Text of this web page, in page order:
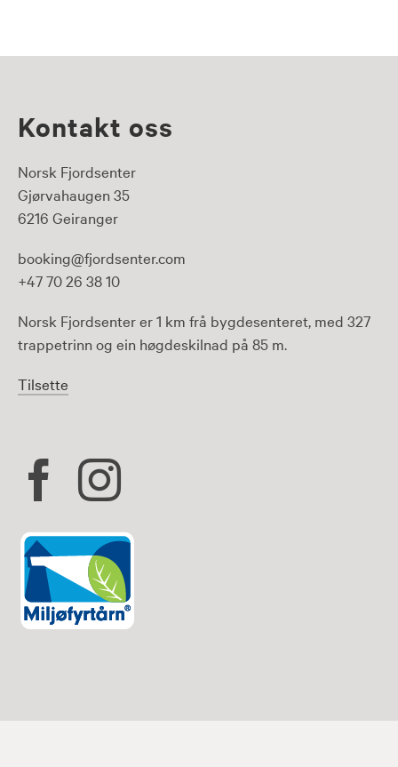
Kontakt oss
Norsk Fjordsenter
Gjørvahaugen 35
6216 Geiranger
booking@fjordsenter.com
+47 70 26 38 10
Norsk Fjordsenter er 1 km frå bygdesenteret, med 327
trappetrinn og ein høgdeskilnad på 85 m.
Tilsette